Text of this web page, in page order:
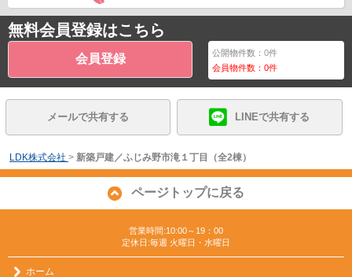
無料会員登録はこちら
会員登録 公開物件数：0件
会員物件数：0件
メールで共有する LINEで共有する
LDK株式会社 > 新築戸建／ふじみ野市滝１丁目（全2棟）
ページトップに戻る
営業時間:10:00～19：00
定休日:毎週 火曜日・水曜日
ホーム